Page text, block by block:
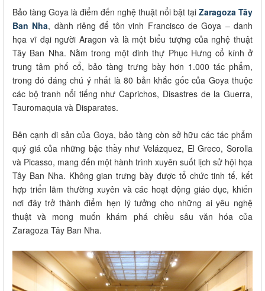
Bảo tàng Goya là điểm đến nghệ thuật nổi bật tại Zaragoza Tây
Ban Nha, dành riêng để tôn vinh Francisco de Goya – danh
họa vĩ đại người Aragon và là một biểu tượng của nghệ thuật
Tây Ban Nha. Nằm trong một dinh thự Phục Hưng cổ kính ở
trung tâm phố cổ, bảo tàng trưng bày hơn 1.000 tác phẩm,
trong đó đáng chú ý nhất là 80 bản khắc gốc của Goya thuộc
các bộ tranh nổi tiếng như Caprichos, Disastres de la Guerra,
Tauromaquia và Disparates.
Bên cạnh di sản của Goya, bảo tàng còn sở hữu các tác phẩm
quý giá của những bậc thầy như Velázquez, El Greco, Sorolla
và Picasso, mang đến một hành trình xuyên suốt lịch sử hội họa
Tây Ban Nha. Không gian trưng bày được tổ chức tinh tế, kết
hợp triển lãm thường xuyên và các hoạt động giáo dục, khiến
nơi đây trở thành điểm hẹn lý tưởng cho những ai yêu nghệ
thuật và mong muốn khám phá chiều sâu văn hóa của
Zaragoza Tây Ban Nha.